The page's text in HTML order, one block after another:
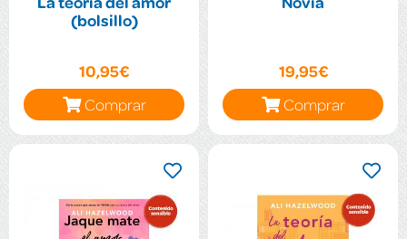
(bolsillo)
10,95€
Comprar
19,95€
Comprar